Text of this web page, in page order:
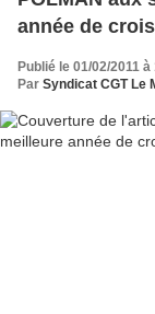
année de
Publié le 01/02/2011 à
Par Syndicat CGT Le